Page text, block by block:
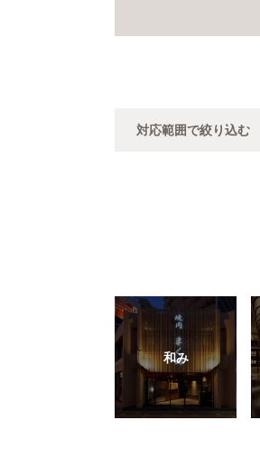
対応範囲で絞り込む
和み